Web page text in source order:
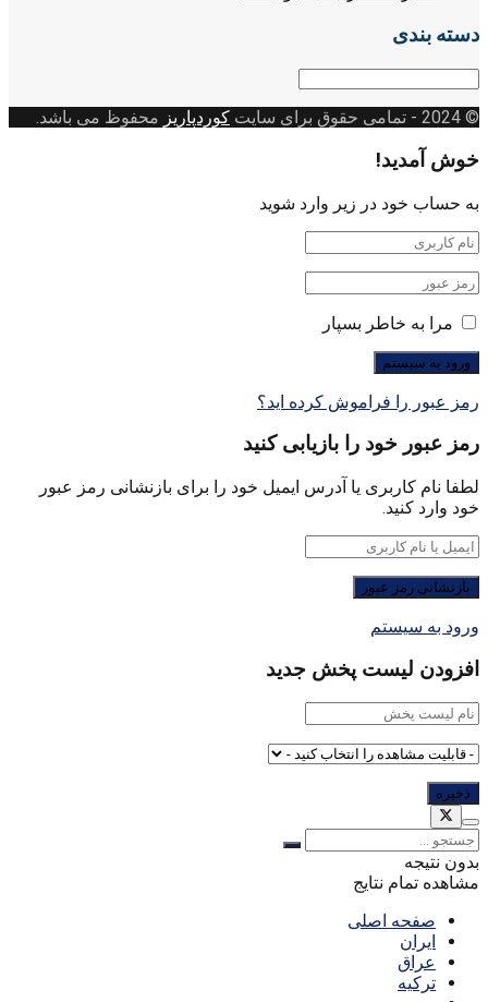
دسته بندی
© 2024
- تمامی حقوق برای سایت کوردپاریز محفوظ می باشد.
خوش آمدید!
به حساب خود در زیر وارد شوید
مرا به خاطر بسپار
رمز عبور را فراموش کرده اید؟
رمز عبور خود را بازیابی کنید
لطفا نام کاربری یا آدرس ایمیل خود را برای بازنشانی رمز عبور
خود وارد کنید.
ورود به سیستم
افزودن لیست پخش جدید
بدون نتیجه
مشاهده تمام نتایج
صفحه اصلی
ایران
عراق
ترکیه